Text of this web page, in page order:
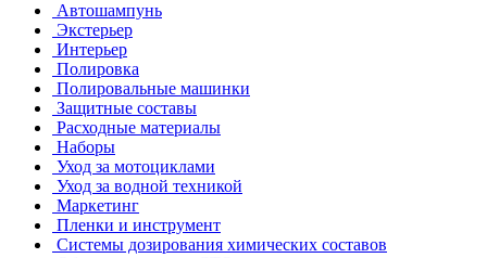
Автошампунь
Экстерьер
Интерьер
Полировка
Полировальные машинки
Защитные составы
Расходные материалы
Наборы
Уход за мотоциклами
Уход за водной техникой
Маркетинг
Пленки и инструмент
Системы дозирования химических составов